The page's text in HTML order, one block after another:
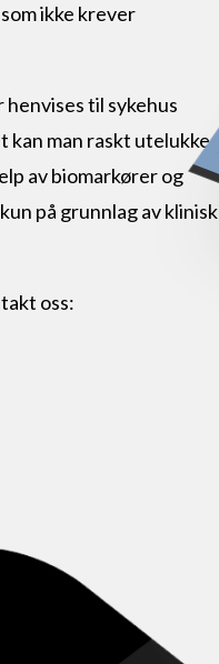
ikke krever
til sykehus
kan man raskt utelukke
av biomarkører og
på grunnlag av klinisk
oss: